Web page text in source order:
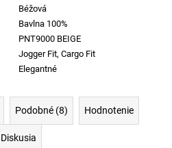
Béžová
Bavlna 100%
PNT9000 BEIGE
Jogger Fit, Cargo Fit
Elegantné
Podobné (8) Hodnotenie
Diskusia